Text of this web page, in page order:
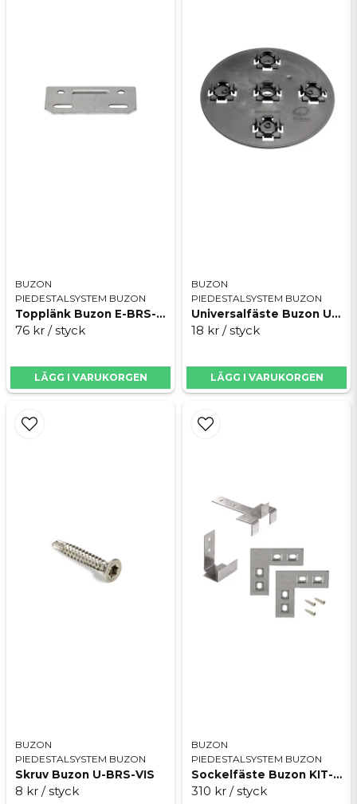
BUZON
PIEDESTALSYSTEM BUZON
Topplänk Buzon E-BRS-TOP-LINK
76 kr / styck
LÄGG I VARUKORGEN
BUZON
PIEDESTALSYSTEM BUZON
Universalfäste Buzon U-FIXING-PLATE-5
18 kr / styck
LÄGG I VARUKORGEN
BUZON
PIEDESTALSYSTEM BUZON
Skruv Buzon U-BRS-VIS
8 kr / styck
BUZON
PIEDESTALSYSTEM BUZON
Sockelfäste Buzon KIT-E-BRS-END-INOX
310 kr / styck